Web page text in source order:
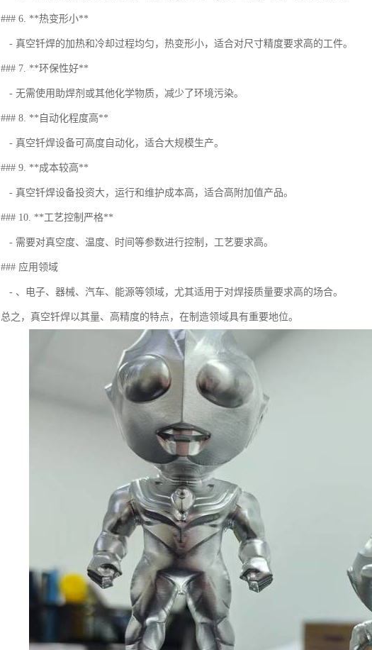
### 6. **热变形小**
- 真空钎焊的加热和冷却过程均匀，热变形小，适合对尺寸精度要求高的工件。
### 7. **环保性好**
- 无需使用助焊剂或其他化学物质，减少了环境污染。
### 8. **自动化程度高**
- 真空钎焊设备可高度自动化，适合大规模生产。
### 9. **成本较高**
- 真空钎焊设备投资大，运行和维护成本高，适合高附加值产品。
### 10. **工艺控制严格**
- 需要对真空度、温度、时间等参数进行控制，工艺要求高。
### 应用领域
- 、电子、器械、汽车、能源等领域，尤其适用于对焊接质量要求高的场合。
总之，真空钎焊以其量、高精度的特点，在制造领域具有重要地位。